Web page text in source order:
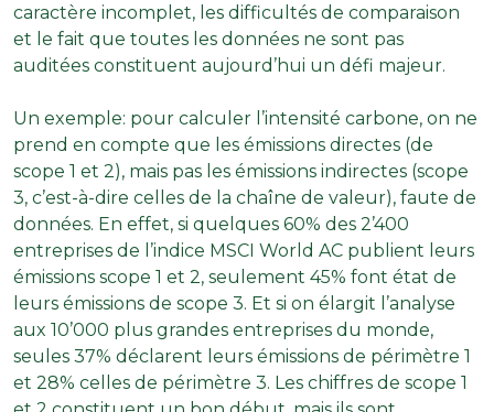
caractère incomplet, les difficultés de comparaison
et le fait que toutes les données ne sont pas
auditées constituent aujourd’hui un défi majeur.
Un exemple: pour calculer l’intensité carbone, on ne
prend en compte que les émissions directes (de
scope 1 et 2), mais pas les émissions indirectes (scope
3, c’est-à-dire celles de la chaîne de valeur), faute de
données. En effet, si quelques 60% des 2’400
entreprises de l’indice MSCI World AC publient leurs
émissions scope 1 et 2, seulement 45% font état de
leurs émissions de scope 3. Et si on élargit l’analyse
aux 10’000 plus grandes entreprises du monde,
seules 37% déclarent leurs émissions de périmètre 1
et 28% celles de périmètre 3. Les chiffres de scope 1